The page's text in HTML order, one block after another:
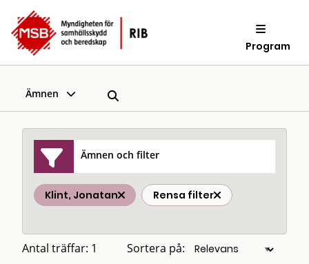
Program
Ämnen
Ämnen och filter
Klint, Jonatan Rensa filter
Antal träffar: 1 Sortera på: